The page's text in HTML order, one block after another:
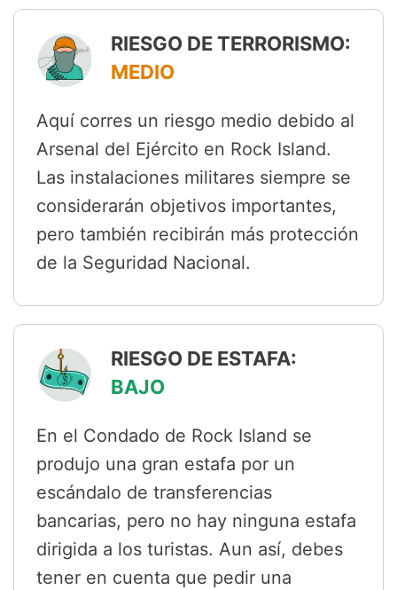
RIESGO DE TERRORISMO:
MEDIO
Aquí corres un riesgo medio debido al
Arsenal del Ejército en Rock Island.
Las instalaciones militares siempre se
considerarán objetivos importantes,
pero también recibirán más protección
de la Seguridad Nacional.
RIESGO DE ESTAFA:
BAJO
En el Condado de Rock Island se
produjo una gran estafa por un
escándalo de transferencias
bancarias, pero no hay ninguna estafa
dirigida a los turistas. Aun así, debes
tener en cuenta que pedir una